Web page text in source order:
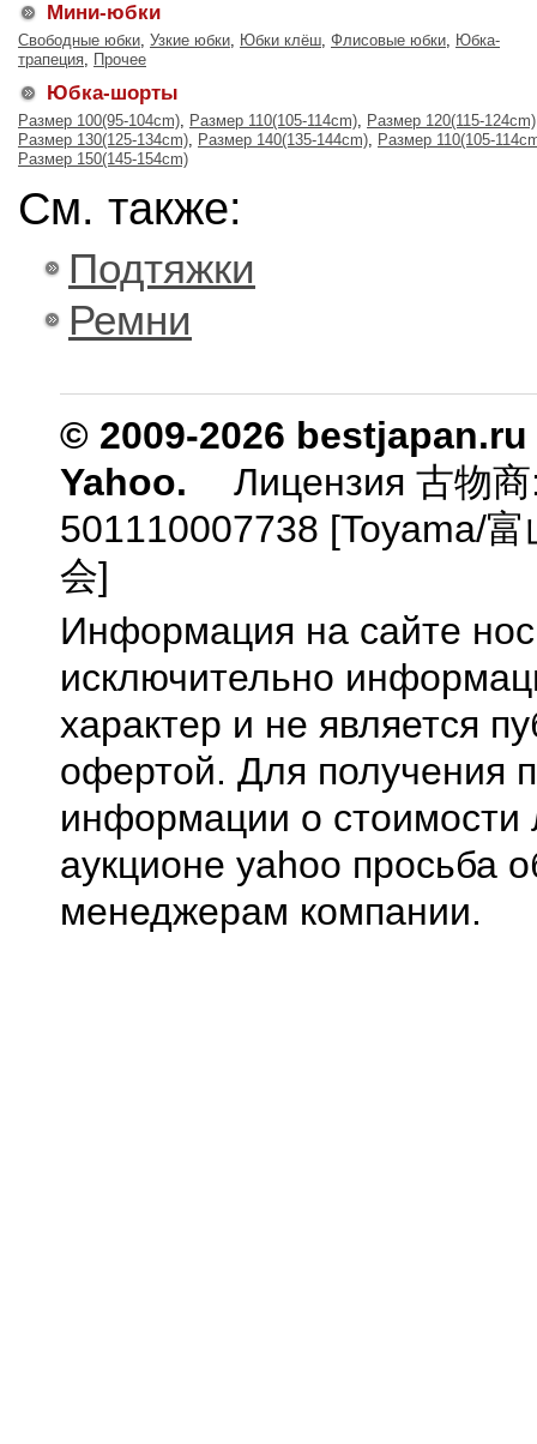
Мини-юбки
Свободные юбки, Узкие юбки, Юбки клёш, Флисовые юбки, Юбка-
трапеция, Прочее
Юбка-шорты
Размер 100(95-104cm), Размер 110(105-114cm), Размер 120(115-124cm)
Размер 130(125-134cm), Размер 140(135-144cm), Размер 110(105-
Размер 150(145-154cm)
См. также:
Подтяжки
Ремни
© 2009-2026
Yahoo.
Лицензия 古物
501110007738 [Toyama/
会]
Информация на сайте
исключительно
характер и не является
офертой. Для получения
информации о стоимости
аукционе yahoo просьба
менеджерам компании.